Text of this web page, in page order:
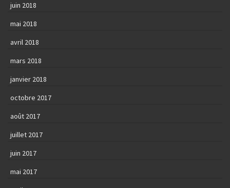
juin 2018
mai 2018
avril 2018
mars 2018
janvier 2018
octobre 2017
août 2017
juillet 2017
juin 2017
mai 2017